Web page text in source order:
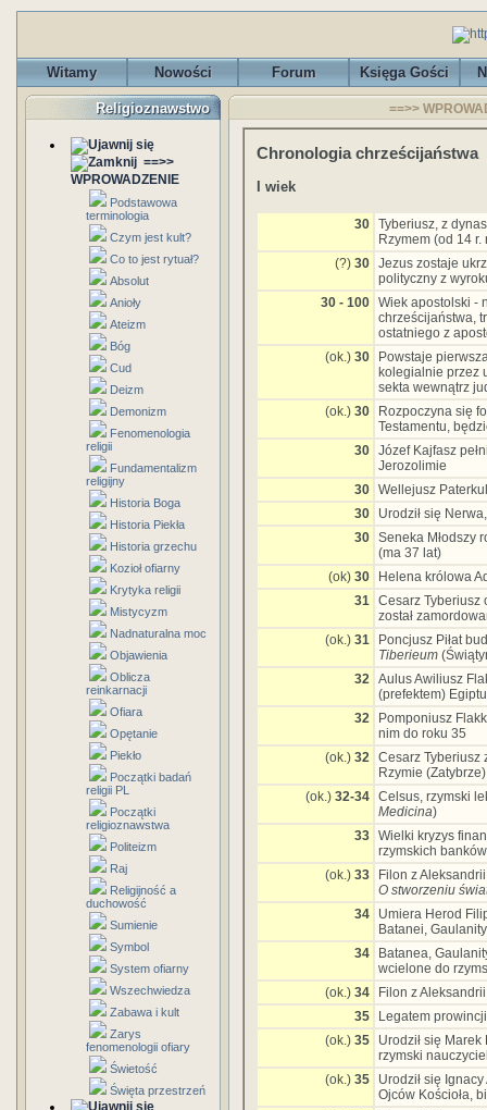
Witamy Nowości Forum Księga Gości
Religioznawstwo
==>>
WPROWADZENIE
Podstawowa
terminologia
Czym jest kult?
Co to jest rytuał?
Absolut
Anioły
Ateizm
Bóg
Cud
Deizm
Demonizm
Fenomenologia
religii
Fundamentalizm
religijny
Historia Boga
Historia Piekła
Historia grzechu
Kozioł ofiarny
Krytyka religii
Mistycyzm
Nadnaturalna moc
Objawienia
Oblicza
reinkarnacji
Ofiara
Opętanie
Piekło
Początki badań
religii PL
Początki
religioznawstwa
Politeizm
Raj
Religijność a
duchowość
Sumienie
Symbol
System ofiarny
Wszechwiedza
Zabawa i kult
Zarys
fenomenologii ofiary
Świetość
Święta przestrzeń
==>>
Chronologia chrześcijaństwa
I wiek
30 Tyberiusz, z
Rzymem (od 14
(?) 30 Jezus zostaje
polityczny z
30 - 100 Wiek apostolski -
chrześcijaństwa,
ostatniego z
(ok.) 30
Powstaje
kolegialnie przez
sekta wewnątrz
(ok.) 30
Rozpoczyna się
Testamentu,
30 Józef Kajfasz
Jerozolimie
30 Wellejusz
30
Urodził się
30 Seneka Młodszy
(ma 37 lat)
(ok) 30
Helena królowa
31 Cesarz Tyberiusz
został
(ok.) 31
Poncjusz Piłat
Tiberieum
32 Aulus Awiliusz
(prefektem)
32
Pomponiusz
nim do roku 35
(ok.) 32 Cesarz Tyberiusz
Rzymie (Zatybrze)
(ok.) 32-34 Celsus, rzymski
Medicina)
33 Wielki kryzys
rzymskich banków
(ok.) 33
Filon z
O stworzeniu
34
Umiera Herod
Batanei,
34
Batanea,
wcielone do
(ok.) 34
Filon z
35
Legatem
(ok.) 35
Urodził się
rzymski
(ok.) 35
Urodził się
Ojców Kościoła,